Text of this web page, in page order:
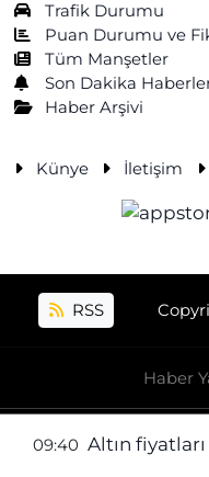
Trafik Durumu
Puan Durumu ve
Tüm Manşetler
Son Dakika
Haber Arşivi
Künye İletişim
RSS
Haber
09:40 Altın